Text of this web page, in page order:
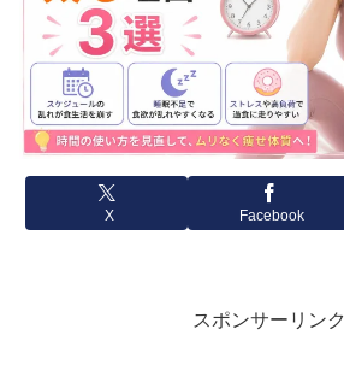
X Facebook
スポンサーリンク